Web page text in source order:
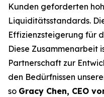
Kunden geforderten
Liquiditätsstandards.
Effizienzsteigerung für
Diese Zusammenarbeit
Partnerschaft zur
den Bedürfnissen
so Gracy Chen, CEO